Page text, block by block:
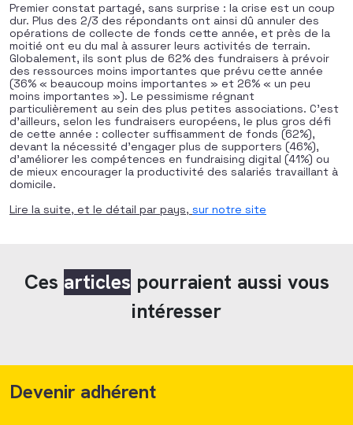
Premier constat partagé, sans surprise : la crise est un coup
dur. Plus des 2/3 des répondants ont ainsi dû annuler des
opérations de collecte de fonds cette année, et près de la
moitié ont eu du mal à assurer leurs activités de terrain.
Globalement, ils sont plus de 62% des fundraisers à prévoir
des ressources moins importantes que prévu cette année
(36% « beaucoup moins importantes » et 26% « un peu
moins importantes »). Le pessimisme régnant
particulièrement au sein des plus petites associations. C’est
d’ailleurs, selon les fundraisers européens, le plus gros défi
de cette année : collecter suffisamment de fonds (62%),
devant la nécessité d’engager plus de supporters (46%),
d’améliorer les compétences en fundraising digital (41%) ou
de mieux encourager la productivité des salariés travaillant à
domicile.
Lire la suite, et le détail par pays, sur notre site
Ces articles pourraient aussi vous
intéresser
Devenir adhérent